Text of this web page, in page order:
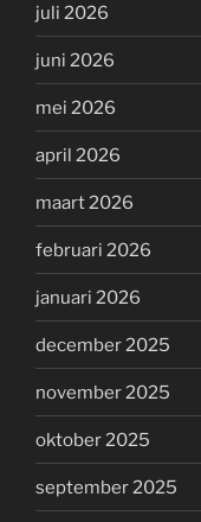
juli 2026
juni 2026
mei 2026
april 2026
maart 2026
februari 2026
januari 2026
december 2025
november 2025
oktober 2025
september 2025